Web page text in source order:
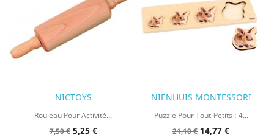
NICTOYS
Rouleau Pour Activité...
7,50 € 5,25 €
NIENHUIS MONTESSORI
Puzzle Pour Tout-Petits : 4...
21,10 € 14,77 €